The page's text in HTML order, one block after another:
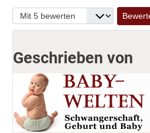
Bitte bewerten
Geschrieben von